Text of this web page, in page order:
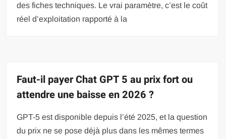
des fiches techniques. Le vrai paramètre, c’est le coût
réel d’exploitation rapporté à la
Faut-il payer Chat GPT 5 au prix fort ou
attendre une baisse en 2026 ?
GPT-5 est disponible depuis l’été 2025, et la question
du prix ne se pose déjà plus dans les mêmes termes